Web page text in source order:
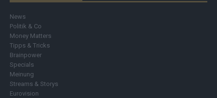
News
Politik & Co
Money Matters
Tipps & Tricks
Brainpower
Specials
Meinung
Streams & Storys
Eurovision